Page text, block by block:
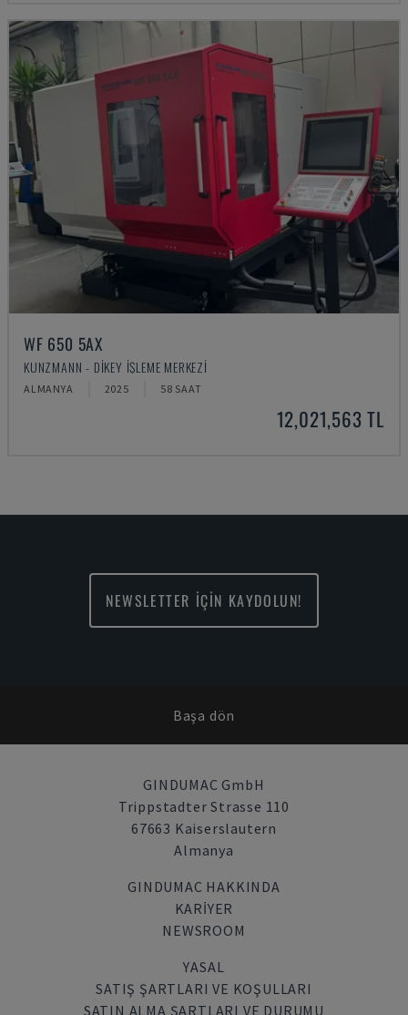
WF 650 5AX
KUNZMANN - DIKEY İŞLEME MERKEZI
ALMANYA 2025 58 SAAT
12,021,563 TL
NEWSLETTER İÇİN KAYDOLUN!
Başa dön
GINDUMAC GmbH
Trippstadter Strasse 110
67663 Kaiserslautern
Almanya
GINDUMAC HAKKINDA
KARIYER
NEWSROOM
YASAL
SATIŞ ŞARTLARI VE KOŞULLARI
SATIN ALMA ŞARTLARI VE DURUMU